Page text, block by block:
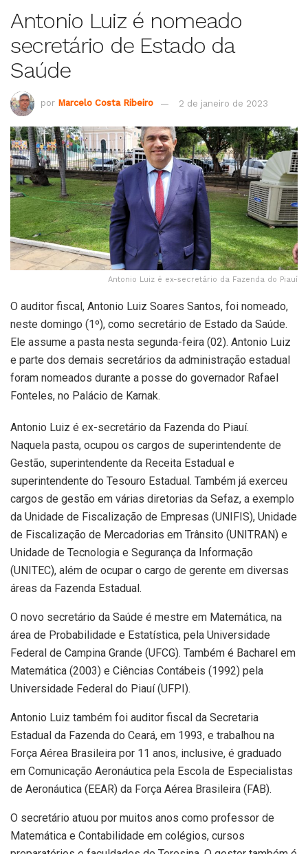
Antonio Luiz é nomeado
secretário de Estado da
Saúde
por Marcelo Costa Ribeiro 2 de janeiro de 2023
Antonio Luiz é ex-secretário da Fazenda do Piauí
O auditor fiscal, Antonio Luiz Soares Santos, foi nomeado,
neste domingo (1º), como secretário de Estado da Saúde.
Ele assume a pasta nesta segunda-feira (02). Antonio Luiz
e parte dos demais secretários da administração estadual
foram nomeados durante a posse do governador Rafael
Fonteles, no Palácio de Karnak.
Antonio Luiz é ex-secretário da Fazenda do Piauí.
Naquela pasta, ocupou os cargos de superintendente de
Gestão, superintendente da Receita Estadual e
superintendente do Tesouro Estadual. Também já exerceu
cargos de gestão em várias diretorias da Sefaz, a exemplo
da Unidade de Fiscalização de Empresas (UNIFIS), Unidade
de Fiscalização de Mercadorias em Trânsito (UNITRAN) e
Unidade de Tecnologia e Segurança da Informação
(UNITEC), além de ocupar o cargo de gerente em diversas
áreas da Fazenda Estadual.
O novo secretário da Saúde é mestre em Matemática, na
área de Probabilidade e Estatística, pela Universidade
Federal de Campina Grande (UFCG). Também é Bacharel em
Matemática (2003) e Ciências Contábeis (1992) pela
Universidade Federal do Piauí (UFPI).
Antonio Luiz também foi auditor fiscal da Secretaria
Estadual da Fazenda do Ceará, em 1993, e trabalhou na
Força Aérea Brasileira por 11 anos, inclusive, é graduado
em Comunicação Aeronáutica pela Escola de Especialistas
de Aeronáutica (EEAR) da Força Aérea Brasileira (FAB).
O secretário atuou por muitos anos como professor de
Matemática e Contabilidade em colégios, cursos